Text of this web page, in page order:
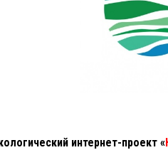
интернет-проект «